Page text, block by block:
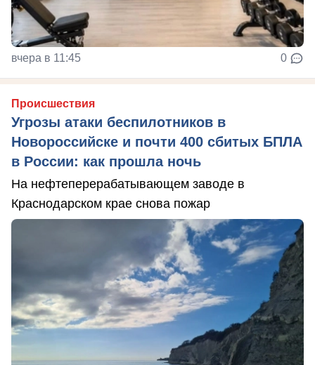
вчера в 11:45 0
Происшествия
Угрозы атаки беспилотников в
Новороссийске и почти 400 сбитых БПЛА
в России: как прошла ночь
На нефтеперерабатывающем заводе в
Краснодарском крае снова пожар